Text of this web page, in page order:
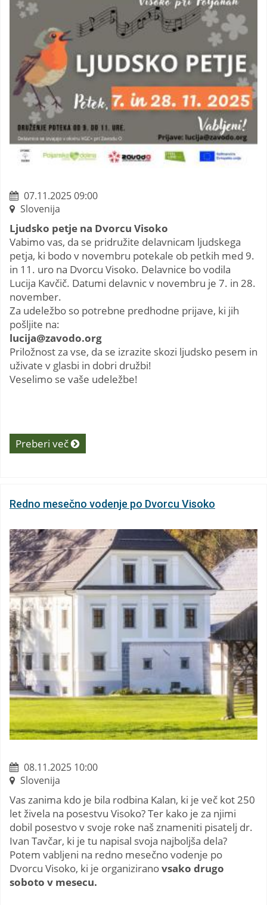
07.11.2025 09:00
Slovenija
Ljudsko petje na Dvorcu Visoko
Vabimo vas, da se pridružite delavnicam ljudskega
petja, ki bodo v novembru potekale ob petkih med 9.
in 11. uro na Dvorcu Visoko. Delavnice bo vodila
Lucija Kavčič. Datumi delavnic v novembru je 7. in 28.
november.
Za udeležbo so potrebne predhodne prijave, ki jih
pošljite na:
lucija@zavodo.org
Priložnost za vse, da se izrazite skozi ljudsko pesem in
uživate v glasbi in dobri družbi!
Veselimo se vaše udeležbe!
Preberi več
Redno mesečno vodenje po Dvorcu Visoko
08.11.2025 10:00
Slovenija
Vas zanima kdo je bila rodbina Kalan, ki je več kot 250
let živela na posestvu Visoko? Ter kako je za njimi
dobil posestvo v svoje roke naš znameniti pisatelj dr.
Ivan Tavčar, ki je tu napisal svoja najboljša dela?
Potem vabljeni na redno mesečno vodenje po
Dvorcu Visoko, ki je organiziranovsako drugo
soboto v mesecu.